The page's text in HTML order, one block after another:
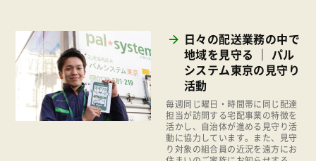
復興支援
機関運営
消費者
福祉
2013年
2012年
2011年
日々の配送業務の中で
地域を見守る ｜ パル
システム東京の見守り
活動
毎週同じ曜日・時間帯に同じ配達
担当が訪問する宅配事業の特徴を
活かし、自治体が進める見守り活
動に協力しています。また、見守
り対象の組合員の近況を遠方にお